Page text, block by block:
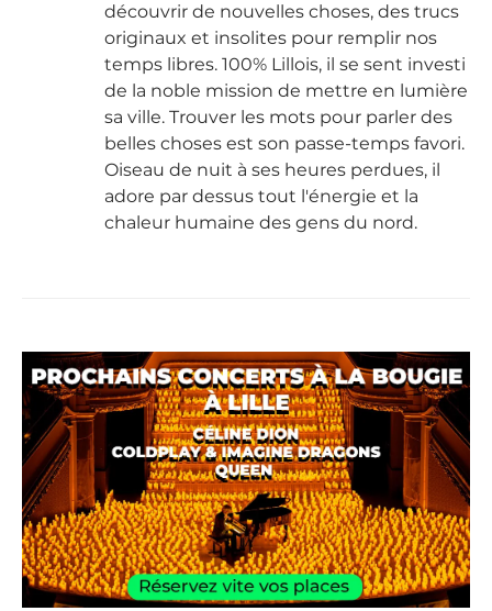
découvrir de nouvelles choses, des trucs
originaux et insolites pour remplir nos
temps libres. 100% Lillois, il se sent investi
de la noble mission de mettre en lumière
sa ville. Trouver les mots pour parler des
belles choses est son passe-temps favori.
Oiseau de nuit à ses heures perdues, il
adore par dessus tout l'énergie et la
chaleur humaine des gens du nord.